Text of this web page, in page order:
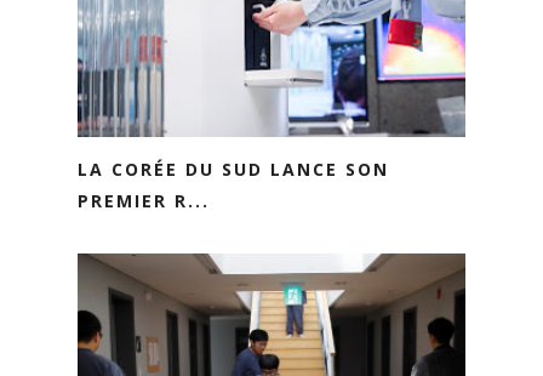
LA CORÉE DU SUD LANCE SON
PREMIER R...